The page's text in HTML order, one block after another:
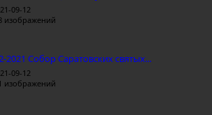
09-12
изображений
2021 Собор Саратовских святых...
09-12
изображений